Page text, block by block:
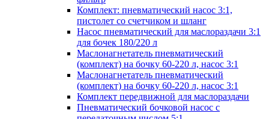
Комплект: пневматический насос 3:1,
пистолет со счетчиком и шланг
Насос пневматический для маслораздачи 3:1
для бочек 180/220 л
Маслонагнетатель пневматический
(комплект) на бочку 60-220 л, насос 3:1
Маслонагнетатель пневматический
(комплект) на бочку 60-220 л, насос 3:1
Комплект передвижной для маслораздачи
Пневматический бочковой насос с